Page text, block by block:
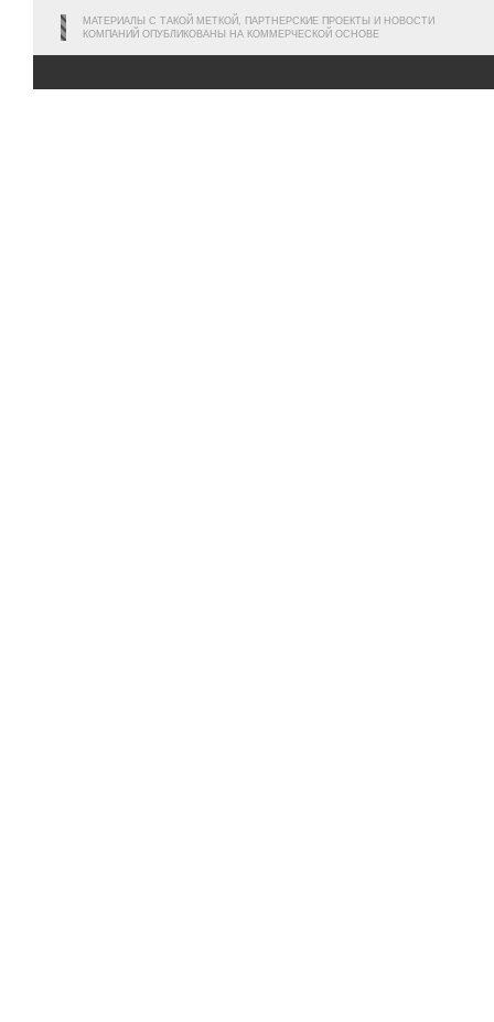
МАТЕРИАЛЫ С ТАКОЙ МЕТКОЙ, ПАРТНЕРСКИЕ ПРОЕКТЫ И НОВОСТИ
КОМПАНИЙ ОПУБЛИКОВАНЫ НА КОММЕРЧЕСКОЙ ОСНОВЕ